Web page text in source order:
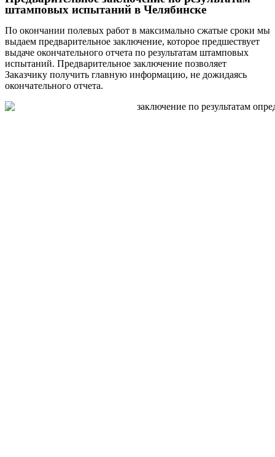
штамповых испытаний в Челябинске
По окончании полевых работ в максимально сжатые сроки мы
выдаем предварительное заключение, которое предшествует
выдаче окончательного отчета по результатам штамповых
испытаний. Предварительное заключение позволяет
Заказчику получить главную информацию, не дожидаясь
окончательного отчета.